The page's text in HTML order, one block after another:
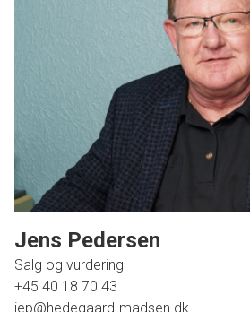
Jens Pedersen
Salg og vurdering
+45 40 18 70 43
jep@hedegaard-madsen.dk